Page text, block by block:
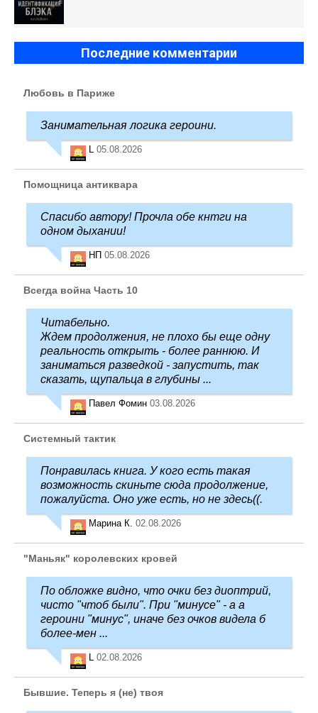
Последние комментарии
Любовь в Париже
Занимательная логика героини.
05.08.2026
Помощница антиквара
Спасибо автору! Прочла обе кнтги на
одном дыхании!
НП 05.08.2026
Всегда война Часть 10
Читабельно.
Ждем продолжения, не плохо бы еще одну
реальность открыть - более раннюю. И
заниматься разведкой - запустить, так
сказать, щупальца в глубины ...
Павел Фомин 03.08.2026
Системный тактик
Понравилась книга. У кого есть такая
возможность скиньте сюда продолжение,
пожалуйста. Оно уже есть, но не здесь((.
Марина К. 02.08.2026
"Маньяк" королевских кровей
По обложке видно, что очки без диоптрий,
чисто "чтоб были". При "минусе" - а а
героини "минус", иначе без очков видела б
более-мен ...
02.08.2026
Бывшие. Теперь я (не) твоя